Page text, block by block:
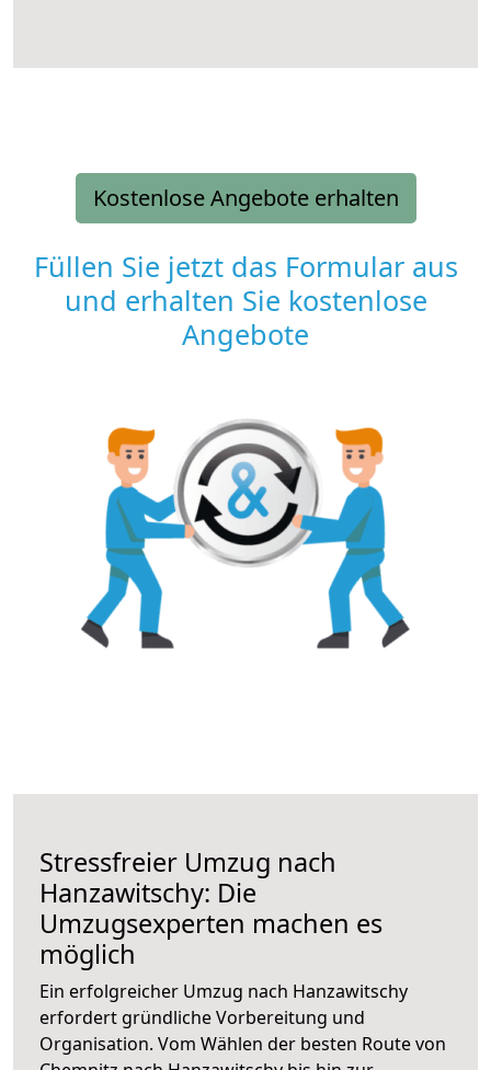
Kostenlose Angebote erhalten
Füllen Sie jetzt das Formular aus
und erhalten Sie kostenlose
Angebote
Stressfreier Umzug nach
Hanzawitschy: Die
Umzugsexperten machen es
möglich
Ein erfolgreicher Umzug nach Hanzawitschy
erfordert gründliche Vorbereitung und
Organisation. Vom Wählen der besten Route von